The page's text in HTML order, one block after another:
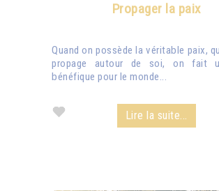
Propager la paix
Quand on possède la véritable paix,
propage autour de soi, on fait
bénéfique pour le monde...
Lire la suite...